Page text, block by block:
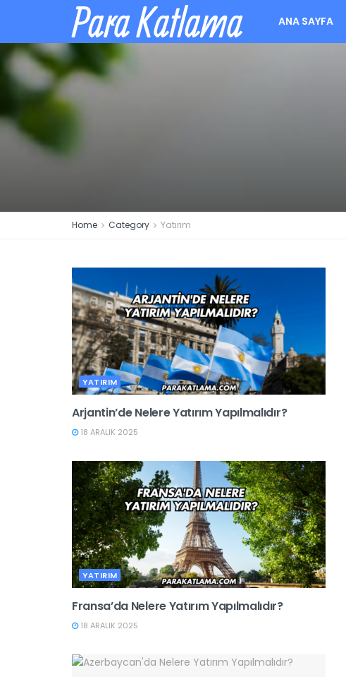
Para Katlama ANA SAYFA
Home Category Yatırım
YATIRIM
Arjantin’de Nelere Yatırım Yapılmalıdır?
18 ARALIK 2025
YATIRIM
Fransa’da Nelere Yatırım Yapılmalıdır?
18 ARALIK 2025